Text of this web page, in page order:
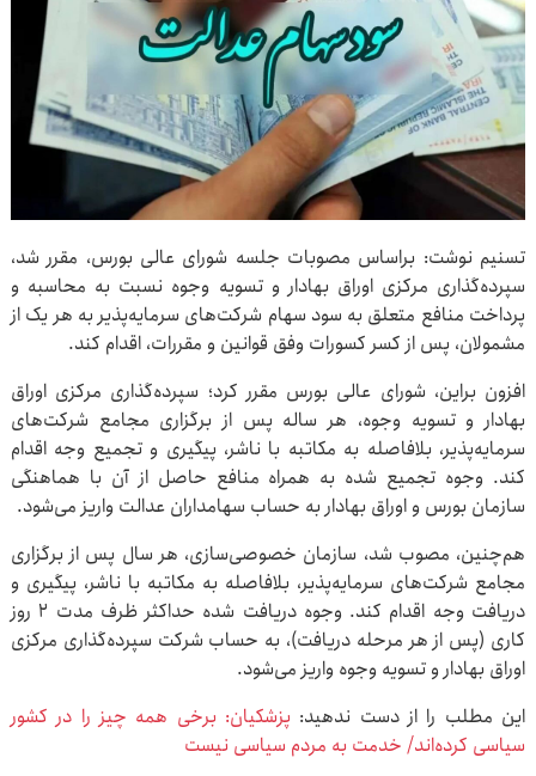
تسنیم نوشت: براساس مصوبات جلسه شورای عالی بورس، مقرر شد،
سپرده‌گذاری مرکزی اوراق بهادار و تسویه وجوه نسبت به محاسبه و
پرداخت منافع متعلق به سود سهام شرکت‌های سرمایه‌پذیر به هر یک از
مشمولان، پس از کسر کسورات وفق قوانین و مقررات، اقدام کند.
افزون براین، شورای عالی بورس مقرر کرد؛ سپرده‌گذاری مرکزی اوراق
بهادار و تسویه وجوه، هر ساله پس از برگزاری مجامع شرکت‌های
سرمایه‌پذیر، بلافاصله به مکاتبه با ناشر، پیگیری و تجمیع وجه اقدام
کند. وجوه تجمیع شده به همراه منافع حاصل از آن با هماهنگی
سازمان بورس و اوراق بهادار به حساب سهامداران عدالت واریز می‌شود.
هم‌چنین، مصوب شد، سازمان خصوصی‌سازی، هر سال پس از برگزاری
مجامع شرکت‌های سرمایه‌پذیر، بلافاصله به مکاتبه با ناشر، پیگیری و
دریافت وجه اقدام کند. وجوه دریافت شده حداکثر ظرف مدت ۲ روز
کاری (پس از هر مرحله دریافت)، به حساب شرکت سپرده‌گذاری مرکزی
اوراق بهادار و تسویه وجوه واریز می‌شود.
این مطلب را از دست ندهید: پزشکیان: برخی همه چیز را در کشور
سیاسی کرده‌اند/ خدمت به مردم سیاسی نیست